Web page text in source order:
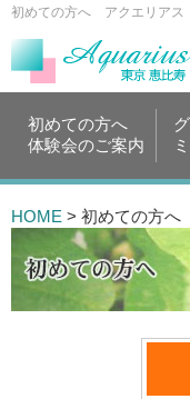
初めての方へ アクエリアス
初めての方へ
体験会のご案内
HOME > 初めての方へ